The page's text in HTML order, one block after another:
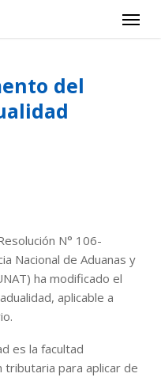
Menu
del
N° 106-
Nacional de Aduanas y
ha modificado el
aplicable a
es la facultad
tributaria para aplicar de